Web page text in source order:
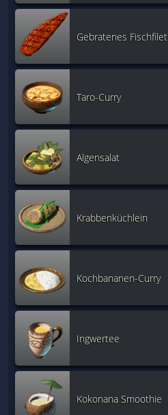
Gebratenes Fischfilet
Taro-Curry
Algensalat
Krabbenküchlein
Kochbananen-Curry
Ingwertee
Kokonana Smoothie